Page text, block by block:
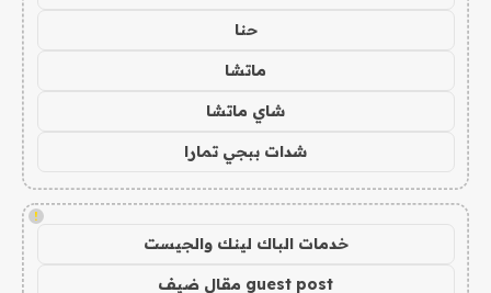
حنا
ماتشا
شاي ماتشا
شدات ببجي تمارا
!
خدمات الباك لينك والجيست
guest post مقال ضيف